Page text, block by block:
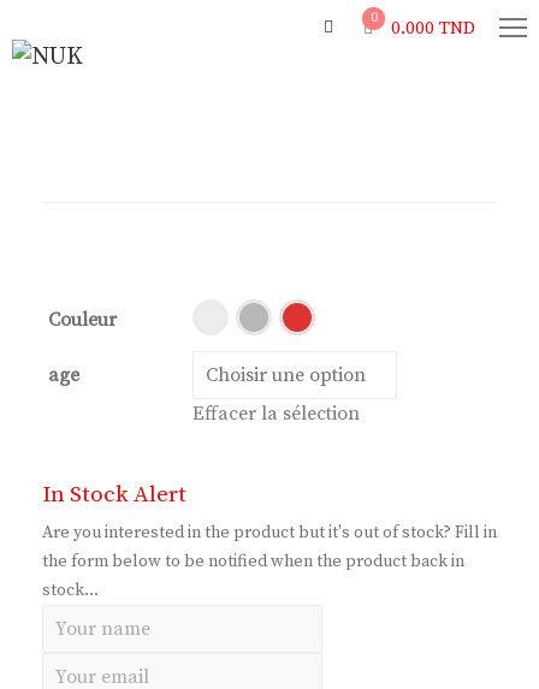
0 0.000 TND
In Stock Alert
Are you interested in the product but it's out of stock? Fill in
the form below to be notified when the product back in
stock...
Couleur
age
Effacer la sélection